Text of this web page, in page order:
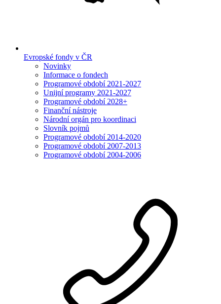
Evropské fondy v ČR
Novinky
Informace o fondech
Programové období 2021-2027
Unijní programy 2021-2027
Programové období 2028+
Finanční nástroje
Národní orgán pro koordinaci
Slovník pojmů
Programové období 2014-2020
Programové období 2007-2013
Programové období 2004-2006